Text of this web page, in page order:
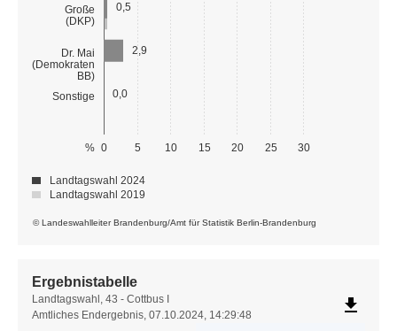
Große
(DKP)
Dr. Mai
(Demokraten
BB)
Sonstige
0 5 10 15 20 25 30
%
0,5
2,9
0,0
© Landeswahlleiter Brandenburg/Amt für Statistik Berlin-Brandenburg
Landtagswahl 2024
Landtagswahl 2019
Ergebnistabelle
Ergebnistabelle
Landtagswahl, 43 - Cottbus I
Amtliches Endergebnis, 07.10.2024, 14:29:48
file_download